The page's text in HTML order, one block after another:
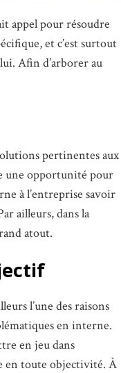
appel pour résoudre
et c’est surtout
Afin d’arborer au
pertinentes aux
une opportunité pour
à l’entreprise savoir
ailleurs, dans la
atout.
l’une des raisons
en interne.
en jeu dans
en toute objectivité. À